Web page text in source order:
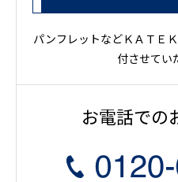
パンフレットなどＫＡＴＥ
付させてい
お電話での